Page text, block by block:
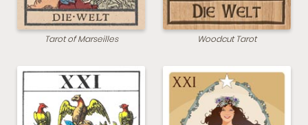
Tarot of Marseilles Woodcut Tarot